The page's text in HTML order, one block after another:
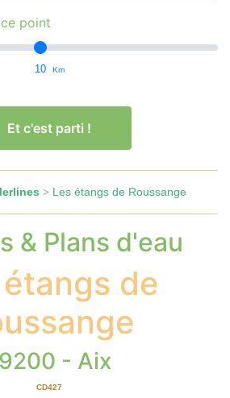
point
10 Km
Et c'est parti !
> Les étangs de Roussange
& Plans d'eau
de
- Aix
CD427